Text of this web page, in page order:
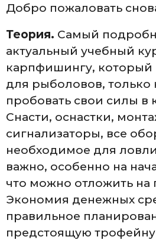
Добро пожаловать
Теория. Самый
актуальный учебный
карпфишингу, который
для рыболовов, только
пробовать свои силы в
Снасти, оснастки,
сигнализаторы, все
необходимое для
важно, особенно на
что можно отложить на
Экономия денежных
правильное
предстоящую